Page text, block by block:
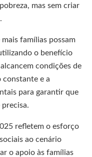
mas sem criar
famílias possam
o benefício
condições de
e a
para garantir que
refletem o esforço
ao cenário
o apoio às famílias